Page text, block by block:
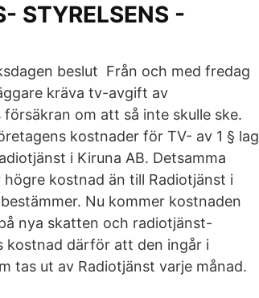
STYRELSENS -
beslut Från och med fredag
kräva tv-avgift av
om att så inte skulle ske.
kostnader för TV- av 1 § lag
i Kiruna AB. Detsamma
kostnad än till Radiotjänst i
Nu kommer kostnaden
nya skatten och radiotjänst-
kostnad därför att den ingår i
tas ut av Radiotjänst varje månad.